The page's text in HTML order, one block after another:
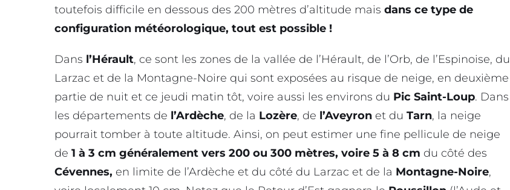
toutefois difficile en dessous des 200 mètres d’altitude mais dans ce type de
configuration météorologique, tout est possible !
Dans l’Hérault, ce sont les zones de la vallée de l’Hérault, de l’Orb, de l’Espinoise, du
Larzac et de la Montagne-Noire qui sont exposées au risque de neige, en deuxième
partie de nuit et ce jeudi matin tôt, voire aussi les environs du Pic Saint-Loup. Dans
les départements de l’Ardèche, de la Lozère, de l’Aveyron et du Tarn, la neige
pourrait tomber à toute altitude. Ainsi, on peut estimer une fine pellicule de neige
de 1 à 3 cm généralement vers 200 ou 300 mètres, voire 5 à 8 cm du côté des
Cévennes, en limite de l’Ardèche et du côté du Larzac et de la Montagne-Noire,